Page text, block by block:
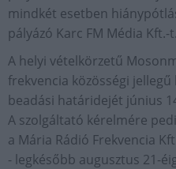
mindkét esetben
pályázó Karc FM Média Kft.-t.
A helyi vételkörzetű
frekvencia közösségi
beadási határidejét június
A szolgáltató kérelmére
a Mária Rádió Frekvencia
- legkésőbb augusztus 21-